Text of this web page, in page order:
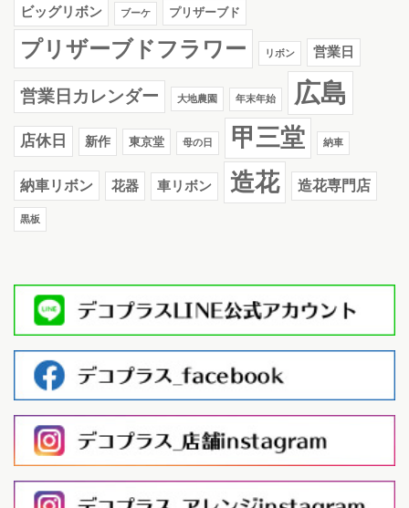
ビッグリボン ブーケ プリザーブド
プリザーブドフラワー リボン 営業日
営業日カレンダー 大地農園 年末年始 広島
店休日 新作 東京堂 母の日 甲三堂 納車
納車リボン 花器 車リボン 造花 造花専門店
黒板